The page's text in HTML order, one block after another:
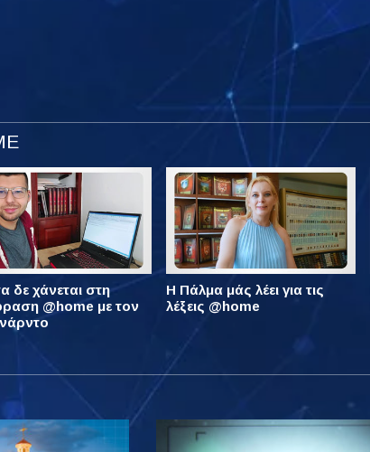
δε χάνεται στη
@home με τον
Η Πάλμα μάς λέει για τις
λέξεις @home